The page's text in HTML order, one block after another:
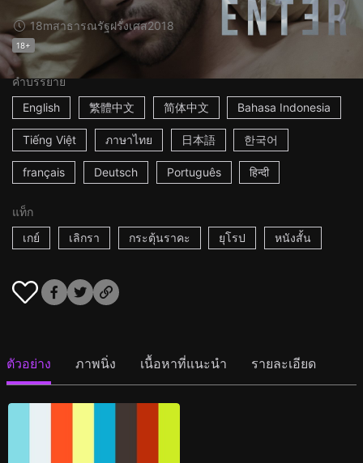
18mสาธารณรัฐฝรั่งเศส2018
18+
คำบรรยาย
English
繁體中文 简体中文 Bahasa Indonesia
Tiếng Việt ภาษาไทย 日本語 한국어
français Deutsch Português हिन्दी
แท็ก
เกย์
เลิกรา กระตุ้นราคะ ยุโรป หนังสั้น
ตัวอย่าง ภาพนิ่ง เนื้อหาที่แนะนำ รายละเอียด